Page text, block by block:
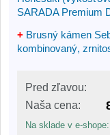
SARADA Premium
+ Brusný kámen
kombinovaný,
Pred zľavou:
Naša cena:
Na sklade v e-